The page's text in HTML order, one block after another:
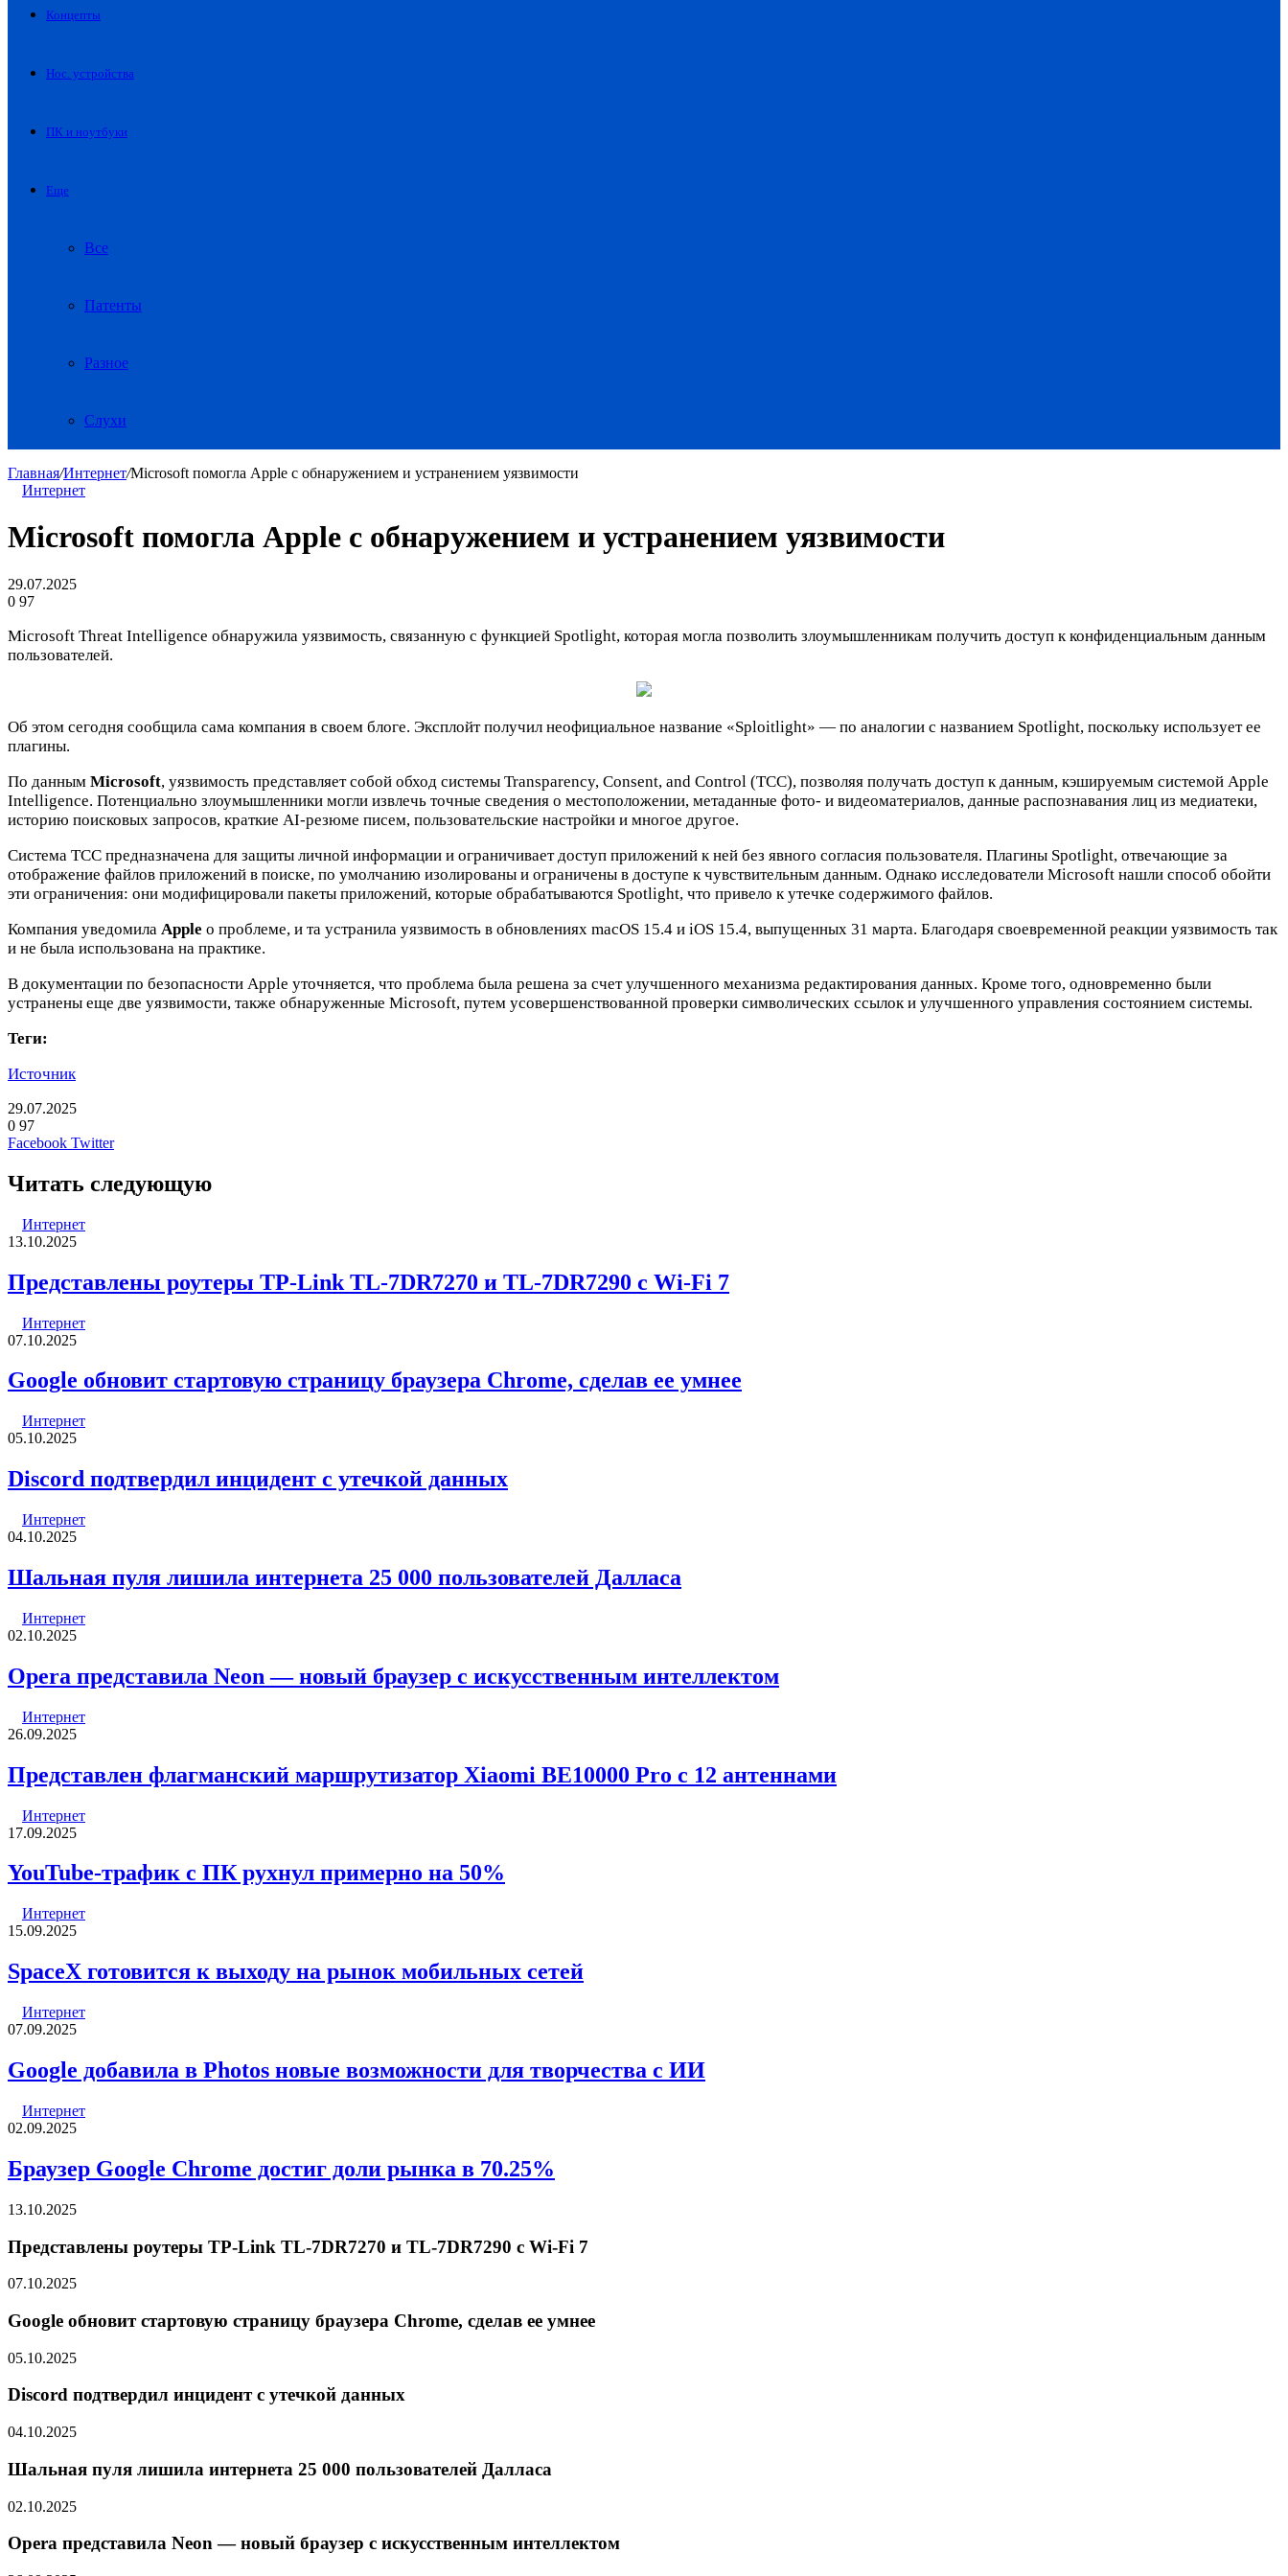
Концепты
Нос. устройства
ПК и ноутбуки
Еще
Все
Патенты
Разное
Слухи
Главная/Интернет/Microsoft помогла Apple с обнаружением и устранением уязвимости
Интернет
Microsoft помогла Apple с обнаружением и устранением уязвимости
29.07.2025
0 97
Microsoft Threat Intelligence обнаружила уязвимость, связанную с функцией Spotlight, которая могла позволить злоумышленникам получить доступ к конфиденциальным данным
пользователей.
Об этом сегодня сообщила сама компания в своем блоге. Эксплойт получил неофициальное название «Sploitlight» — по аналогии с названием Spotlight, поскольку использует ее
плагины.
По данным Microsoft, уязвимость представляет собой обход системы Transparency, Consent, and Control (TCC), позволяя получать доступ к данным, кэшируемым системой Apple
Intelligence. Потенциально злоумышленники могли извлечь точные сведения о местоположении, метаданные фото- и видеоматериалов, данные распознавания лиц из медиатеки,
историю поисковых запросов, краткие AI-резюме писем, пользовательские настройки и многое другое.
Система TCC предназначена для защиты личной информации и ограничивает доступ приложений к ней без явного согласия пользователя. Плагины Spotlight, отвечающие за
отображение файлов приложений в поиске, по умолчанию изолированы и ограничены в доступе к чувствительным данным. Однако исследователи Microsoft нашли способ обойти
эти ограничения: они модифицировали пакеты приложений, которые обрабатываются Spotlight, что привело к утечке содержимого файлов.
Компания уведомила Apple о проблеме, и та устранила уязвимость в обновлениях macOS 15.4 и iOS 15.4, выпущенных 31 марта. Благодаря своевременной реакции уязвимость так
и не была использована на практике.
В документации по безопасности Apple уточняется, что проблема была решена за счет улучшенного механизма редактирования данных. Кроме того, одновременно были
устранены еще две уязвимости, также обнаруженные Microsoft, путем усовершенствованной проверки символических ссылок и улучшенного управления состоянием системы.
Теги:
Источник
29.07.2025
0 97
Facebook TwitterLinkedIn
Pinterest
Вконтакте
Одноклассники
Skype
WhatsApp
Telegram
Viber
Читать следующую
Интернет
13.10.2025
Представлены роутеры TP-Link TL-7DR7270 и TL-7DR7290 с Wi-Fi 7
Интернет
07.10.2025
Google обновит стартовую страницу браузера Chrome, сделав ее умнее
Интернет
05.10.2025
Discord подтвердил инцидент с утечкой данных
Интернет
04.10.2025
Шальная пуля лишила интернета 25 000 пользователей Далласа
Интернет
02.10.2025
Opera представила Neon — новый браузер с искусственным интеллектом
Интернет
26.09.2025
Представлен флагманский маршрутизатор Xiaomi BE10000 Pro с 12 антеннами
Интернет
17.09.2025
YouTube-трафик с ПК рухнул примерно на 50%
Интернет
15.09.2025
SpaceX готовится к выходу на рынок мобильных сетей
Интернет
07.09.2025
Google добавила в Photos новые возможности для творчества с ИИ
Интернет
02.09.2025
Браузер Google Chrome достиг доли рынка в 70.25%
13.10.2025
Представлены роутеры TP-Link TL-7DR7270 и TL-7DR7290 с Wi-Fi 7
07.10.2025
Google обновит стартовую страницу браузера Chrome, сделав ее умнее
05.10.2025
Discord подтвердил инцидент с утечкой данных
04.10.2025
Шальная пуля лишила интернета 25 000 пользователей Далласа
02.10.2025
Opera представила Neon — новый браузер с искусственным интеллектом